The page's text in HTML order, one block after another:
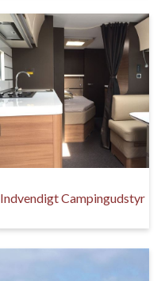
Indvendigt Campingudstyr